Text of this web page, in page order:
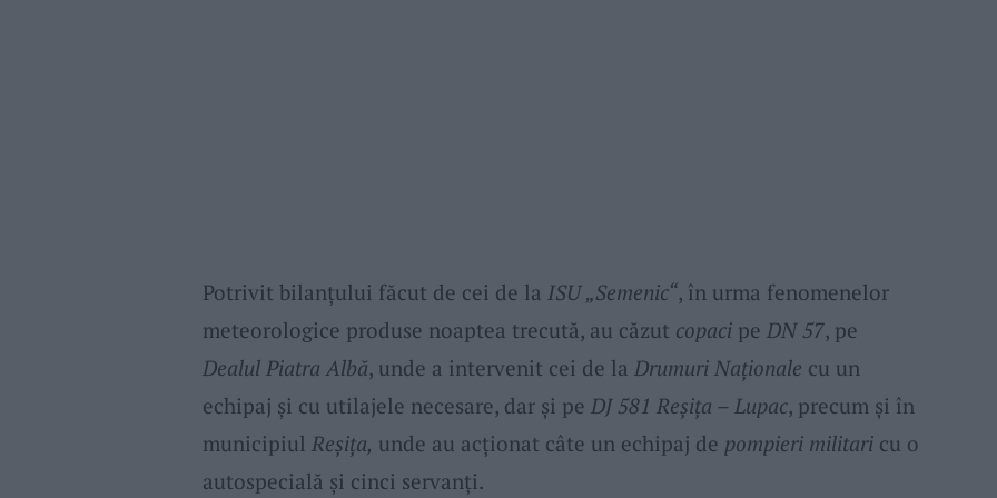
Potrivit bilanțului făcut de cei de la ISU „Semenic“, în urma fenomenelor
meteorologice produse noaptea trecută, au căzut copacipe DN 57, pe
Dealul Piatra Albă, unde a intervenit cei de la Drumuri Naționale cu un
echipaj și cu utilajele necesare, dar și pe DJ 581 Reșița – Lupac, precum și în
municipiul Reșița, unde au acționat câte un echipaj de pompieri militaricu o
autospecială și cinci servanți.